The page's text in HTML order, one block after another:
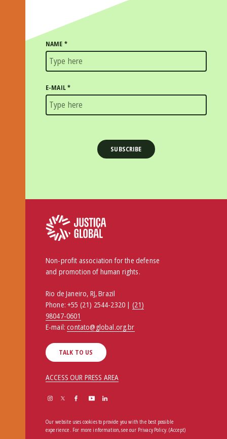
NAME *
E-MAIL*
Non-profit association for the defense
and promotion of human rights.
Rio de Janeiro, RJ, Brazil
Phone:+55 (21) 2544-2320 | (21)
98047-0601
E-mail:contato@global.org.br
TALK TO US
ACCESS OUR PRESS AREA
Our website uses cookies to provide you with the best possible
experience. For more information, see our Privacy Policy.(Accept)